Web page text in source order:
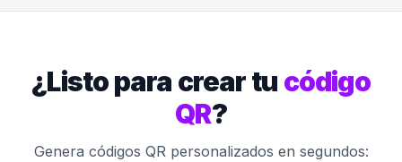
¿Listo para crear tu código
QR?
Genera códigos QR personalizados en segundos: